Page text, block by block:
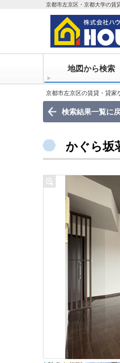
京都市左京区・京都大学の賃
地図から検索
京都市左京区の賃貸・貸家
検索結果一覧に
かぐら坂